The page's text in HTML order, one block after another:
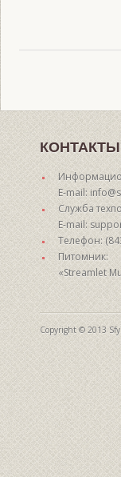
E-mail:
Служба
E-mail:
Телефон:
Питомник:
«Streamlet
Copyright © 2013